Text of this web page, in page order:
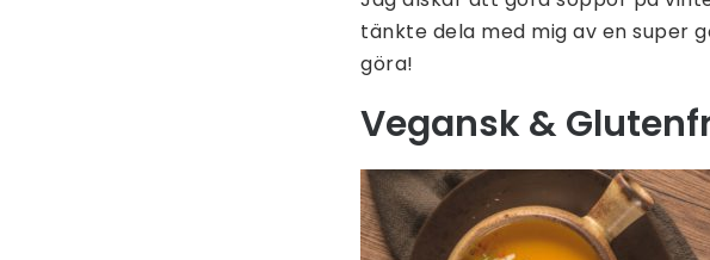
tänkte dela med mig av en super
göra!
Vegansk &